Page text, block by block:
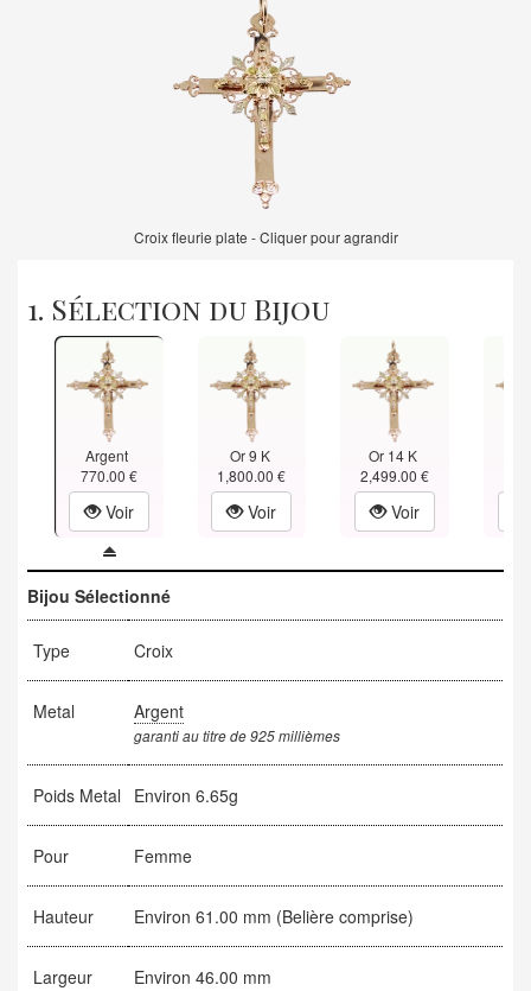
Croix fleurie plate - Cliquer pour agrandir
1. Sélection du Bijou
Argent
770.00 €
Voir
Or 9 K
1,800.00 €
Voir
Or 14 K
2,499.00 €
Voir
Bijou Sélectionné
Type Croix
Metal Argent
garanti au titre de 925 millièmes
Poids Metal Environ 6.65g
Pour Femme
Hauteur Environ 61.00 mm (Belière comprise)
Largeur Environ 46.00 mm